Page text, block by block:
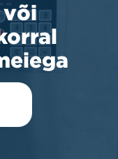
või